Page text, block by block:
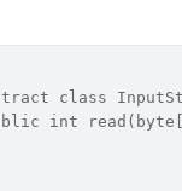
class
int